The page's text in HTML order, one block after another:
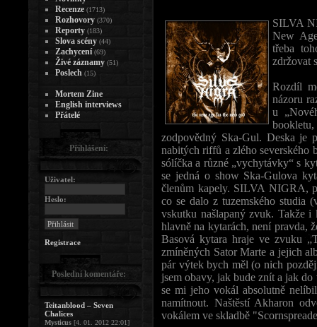
SILVA
New
třeba
zdržovat
Rozdíl
názoru
u
zodpovědný Ska-Gul. Deska je
nabitých riffů a zlého severského
sólíčka a různé „vychytávky“ s
se jedná o show Ska-Gulova
členům kapely. SILVA NIGRA,
co se dalo z tuzemského studia
vskutku našlapaný zvuk. Takže
hlavně na kytarách, není pravda,
Basová kytara hraje ve zvuku
zmíněných Sator Marte a jejich
pár výtek bych měl (o nich
jsem obavy, jak bude znít a jak
se mi jeho vokál absolutně
namítnout. Naštěstí Akharon
vokálem ve skladbě
Recenze (1713)
Rozhovory (370)
Reporty (183)
Slova scény (44)
Zachycení (69)
Živé záznamy (51)
Poslech (15)
Mortem Zine
English interviews
Přátelé
Přihlášení:
Uživatel:
Heslo:
Registrace
Poslední komentáře:
Teitanblood – Seven
Chalices
Mysticus [4. 01. 2012 22:01]